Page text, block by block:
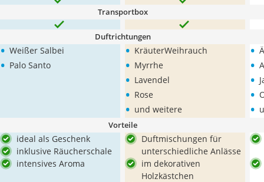
Transportbox
Duftrichtungen
• Weißer Salbei
• Palo Santo
• KräuterWeihrauch
• Myrrhe
• Lavendel
• Rose
• und weitere
•
•
•
•
•
Vorteile
ideal als Geschenk
inklusive Räucherschale
intensives Aroma
Duftmischungen für
unterschiedliche Anlässe
im dekorativen
Holzkästchen